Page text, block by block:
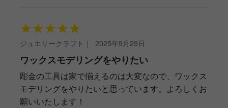
★★★★★
ジュエリークラフト ｜ 2025年9月29日
ワックスモデリングをやりたい
彫金の工具は家で揃えるのは大変なので、ワックス
モデリングをやりたいと思っています。よろしくお
願いいたします！